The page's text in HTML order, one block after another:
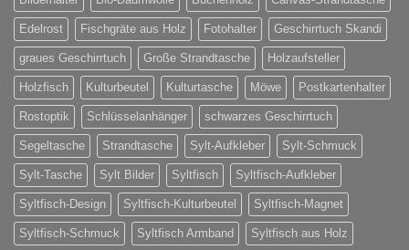
Edelrost Fischgräte aus Holz Fotohalter Geschirrtuch Skandi
graues Geschirrtuch Große Strandtasche Holzaufsteller
Holzfisch Kulturbeutel Kulturtasche Möwe Postkartenhalter
Rostoptik Schlüsselanhänger schwarzes Geschirrtuch
Segeltasche Strandtasche Sylt-Aufkleber Sylt-Schmuck
Sylt-Tasche Sylt Bilder Syltfisch Syltfisch-Aufkleber
Syltfisch-Design Syltfisch-Kulturbeutel Syltfisch-Magnet
Syltfisch-Schmuck Syltfisch Armband Syltfisch aus Holz